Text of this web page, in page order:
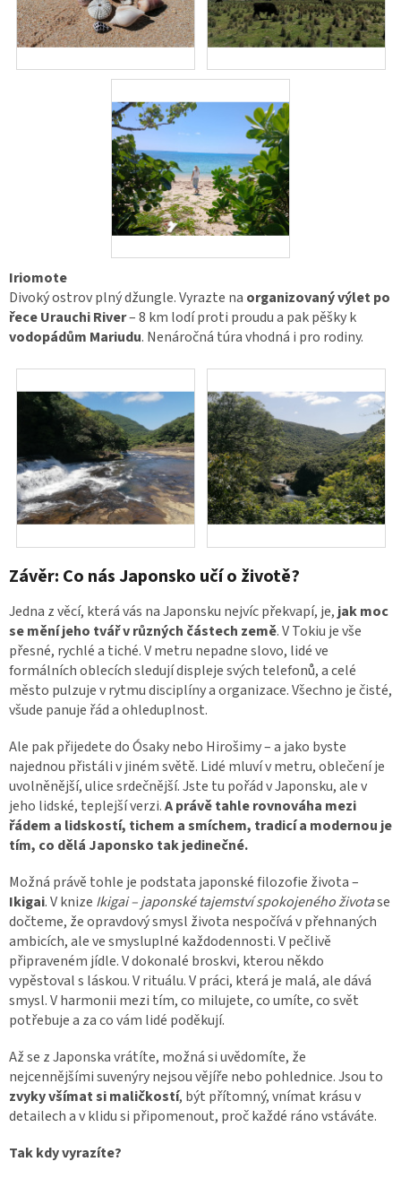
Iriomote
Divoký ostrov plný džungle. Vyrazte na organizovaný výlet po
řece Urauchi River– 8 km lodí proti proudu a pak pěšky k
vodopádům Mariudu. Nenáročná túra vhodná i pro rodiny.
Závěr: Co nás Japonsko učí o životě?
Jedna z věcí, která vás na Japonsku nejvíc překvapí, je, jak moc
se mění jeho tvář v různých částech země. V Tokiu je vše
přesné, rychlé a tiché. V metru nepadne slovo, lidé ve
formálních oblecích sledují displeje svých telefonů, a celé
město pulzuje v rytmu disciplíny a organizace. Všechno je čisté,
všude panuje řád a ohleduplnost.
Ale pak přijedete do Ósaky nebo Hirošimy – a jako byste
najednou přistáli v jiném světě. Lidé mluví v metru, oblečení je
uvolněnější, ulice srdečnější. Jste tu pořád v Japonsku, ale v
jeho lidské, teplejší verzi.A právě tahle rovnováha mezi
řádem a lidskostí, tichem a smíchem, tradicí a modernou je
tím, co dělá Japonsko tak jedinečné.
Možná právě tohle je podstata japonské filozofie života –
Ikigai. V knize Ikigai – japonské tajemství spokojeného životase
dočteme, že opravdový smysl života nespočívá v přehnaných
ambicích, ale ve smysluplné každodennosti. V pečlivě
připraveném jídle. V dokonalé broskvi, kterou někdo
vypěstoval s láskou. V rituálu. V práci, která je malá, ale dává
smysl. V harmonii mezi tím, co milujete, co umíte, co svět
potřebuje a za co vám lidé poděkují.
Až se z Japonska vrátíte, možná si uvědomíte, že
nejcennějšími suvenýry nejsou vějíře nebo pohlednice. Jsou to
zvyky všímat si maličkostí, být přítomný, vnímat krásu v
detailech a v klidu si připomenout, proč každé ráno vstáváte.
Tak kdy vyrazíte?